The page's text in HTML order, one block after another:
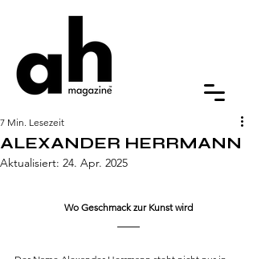
ALEXANDER HERRMANN
7 Min. Lesezeit
Aktualisiert: 24. Apr. 2025
Wo Geschmack zur Kunst wird